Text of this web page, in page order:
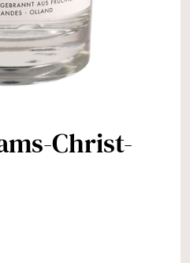
Christ-